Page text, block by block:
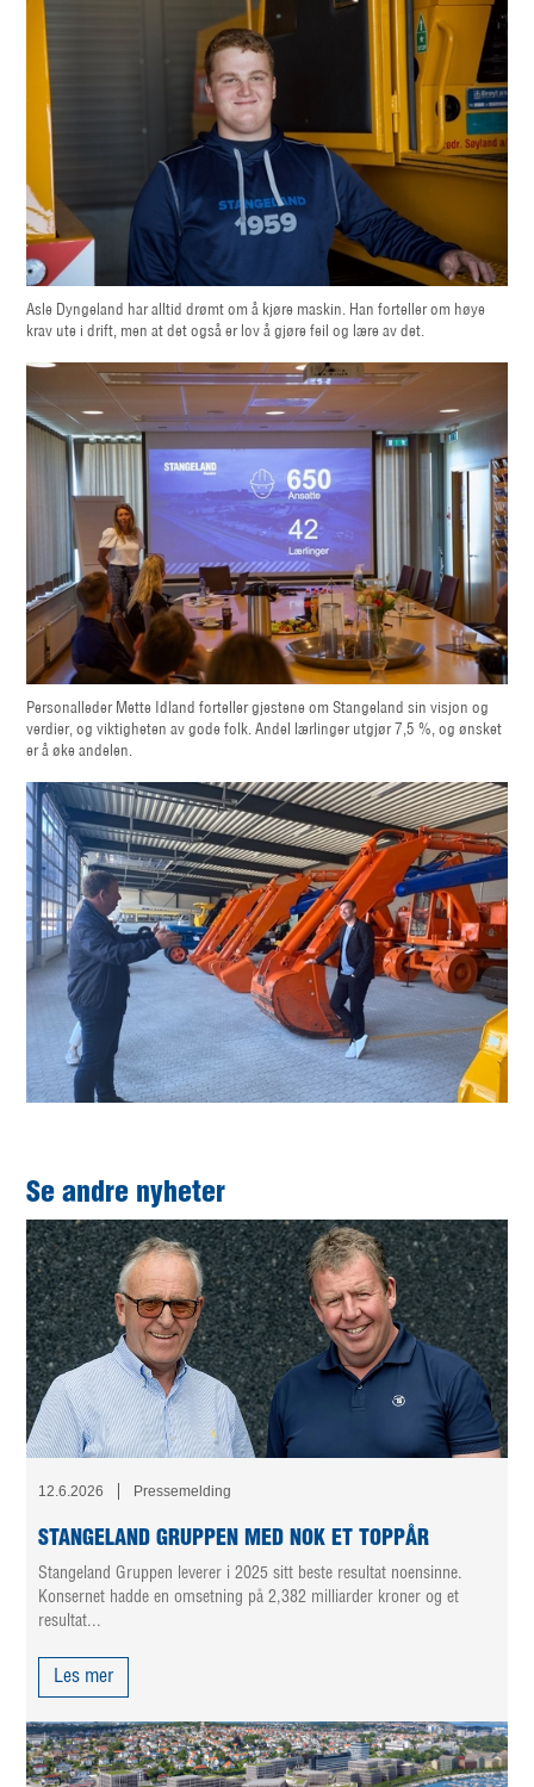
Asle Dyngeland har alltid drømt om å kjøre maskin. Han forteller om høye
krav ute i drift, men at det også er lov å gjøre feil og lære av det.
Personalleder Mette Idland forteller gjestene om Stangeland sin visjon og
verdier, og viktigheten av gode folk. Andel lærlinger utgjør 7,5 %, og ønsket
er å øke andelen.
Se andre nyheter
12.6.2026 Pressemelding
STANGELAND GRUPPEN MED NOK ET TOPPÅR
Stangeland Gruppen leverer i 2025 sitt beste resultat noensinne.
Konsernet hadde en omsetning på 2,382 milliarder kroner og et
resultat...
Les mer